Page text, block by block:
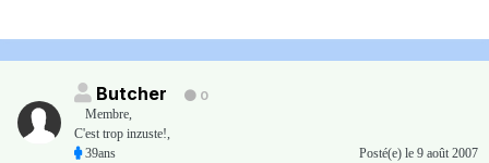
Butcher
0
Membre,
C'est trop inzuste!,
39ans
Posté(e) le 9 août 2007